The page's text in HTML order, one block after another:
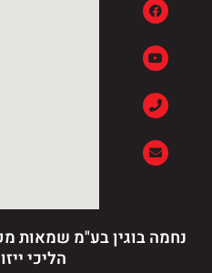
נחמה בוגין בע"מ שמאות
הליכי